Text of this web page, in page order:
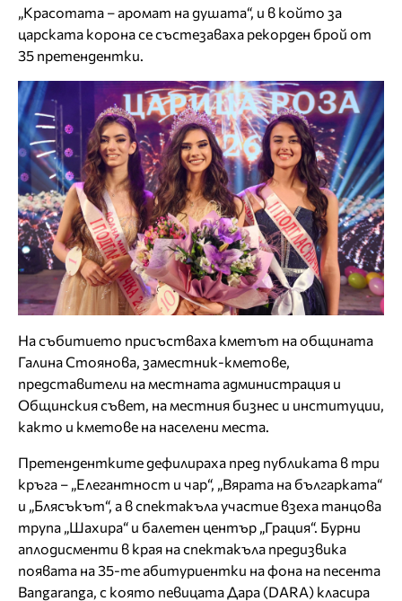
„Красотата – аромат на душата“, и в който за
царската корона се състезаваха рекорден брой от
35 претендентки.
На събитието присъстваха кметът на общината
Галина Стоянова, заместник-кметове,
представители на местната администрация и
Общинския съвет, на местния бизнес и институции,
както и кметове на населени места.
Претендентките дефилираха пред публиката в три
кръга – „Елегантност и чар“, „Вярата на българката“
и „Блясъкът“, а в спектакъла участие взеха танцова
трупа „Шахира“ и балетен център „Грация“. Бурни
аплодисменти в края на спектакъла предизвика
появата на 35-те абитуриентки на фона на песента
Bangaranga, с която певицата Дара (DARA) класира